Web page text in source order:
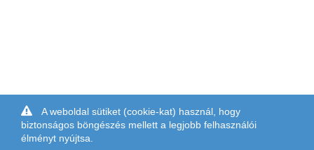
A weboldal sütiket (cookie-kat) használ, hogy
biztonságos böngészés mellett a legjobb felhasználói
élményt nyújtsa.